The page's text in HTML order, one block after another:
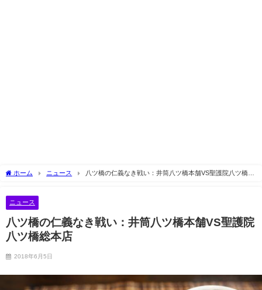
ホーム ニュース
八ツ橋の仁義なき戦い：井筒八ツ橋本舗VS聖護院八ツ橋総
ニュース
八ツ橋の仁義なき戦い：井筒八ツ橋本舗VS聖護院
八ツ橋総本店
2018年6月5日